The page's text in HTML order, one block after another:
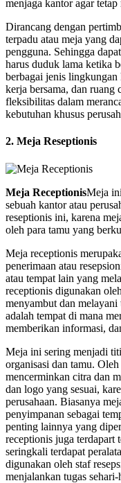
menjaga kantor agar tetap
Dirancang dengan
terpadu atau meja yang
pengguna. Sehingga
harus duduk lama ketika
berbagai jenis
kerja bersama, dan
fleksibilitas dalam
kebutuhan khusus
2. Meja Reseptionis
Meja ReceptionisMeja
sebuah kantor atau
reseptionis ini, karena
oleh para tamu yang
Meja receptionis
penerimaan atau
atau tempat lain yang
receptionis digunakan
menyambut dan
adalah tempat di mana
memberikan informasi,
Meja ini sering menjadi
organisasi dan tamu.
mencerminkan citra dan
dan logo yang sesuai,
perusahaan. Biasanya
penyimpanan sebagai
penting lainnya yang
receptionis juga terdapart
seringkali terdapat
digunakan oleh staf
menjalankan tugas sehari-